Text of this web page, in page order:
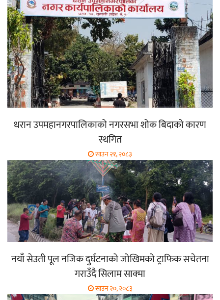
धरान उपमहानगरपालिकाको नगरसभा शोक बिदाको कारण
स्थगित
साउन २१, २०८३
नयाँ सेउती पूल नजिक दुर्घटनाको जोखिमको ट्राफिक सचेतना
गराउँदै सिलाम साक्मा
साउन २०, २०८३